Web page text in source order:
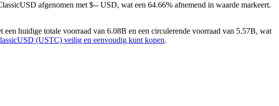
afgenomen met $-- USD, wat een 64.66% afnemend in waarde markeert.
huidige totale voorraad van 6.08B en een circulerende voorraad van 5.57B, wat
(USTC) veilig en eenvoudig kunt kopen.